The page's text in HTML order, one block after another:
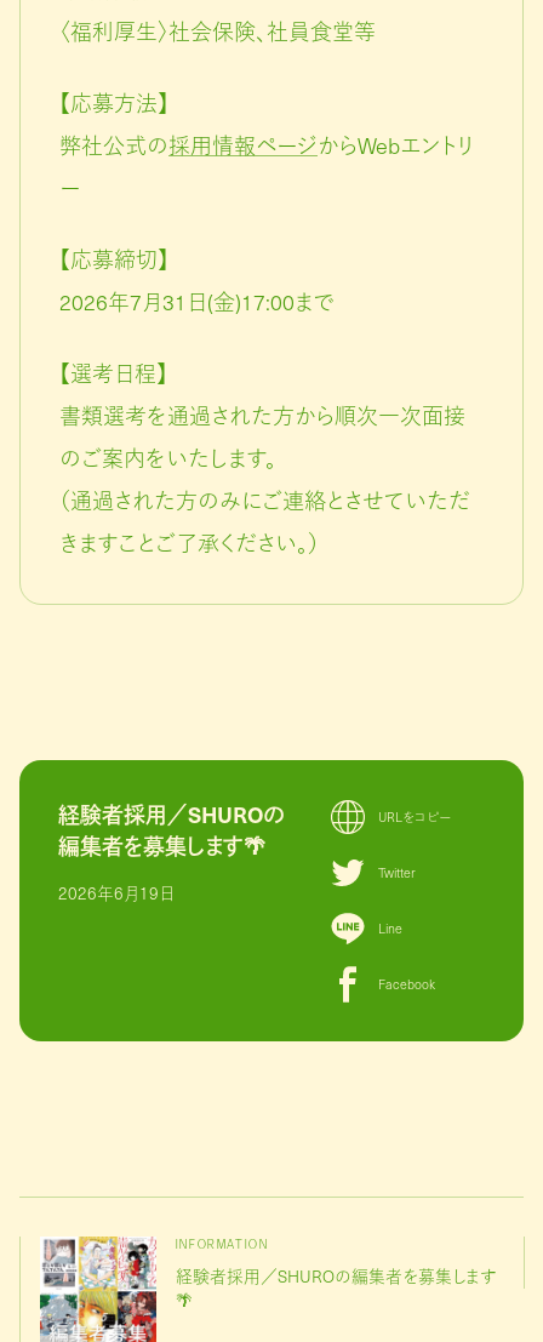
〈福利厚生〉社会保険、社員食堂等
【応募方法】
弊社公式の採用情報ページからWebエントリ
ー
【応募締切】
2026年7月31日(金)17:00まで
【選考日程】
書類選考を通過された方から順次一次面接
のご案内をいたします。
（通過された方のみにご連絡とさせていただ
きますことご了承ください。）
経験者採用／SHUROの
編集者を募集します🌴
2026年6月19日
URLをコピー
Twitter
Line
Facebook
INFORMATION
経験者採用／SHUROの編集者を募集します
🌴